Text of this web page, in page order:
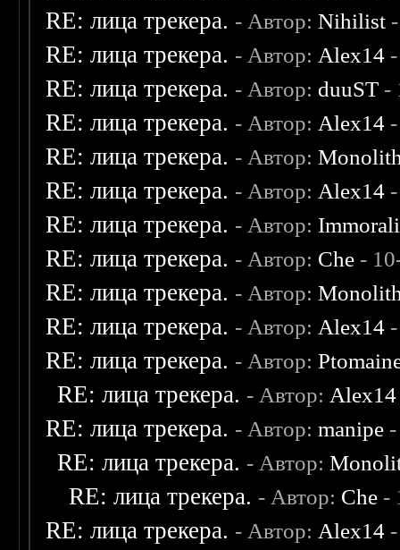
RE: лица трекера. - Автор:Nihilist
RE: лица трекера. - Автор: Alex14
RE: лица трекера. - Автор: duuST -
RE: лица трекера. - Автор: Alex14
RE: лица трекера. - Автор:
RE: лица трекера. - Автор: Alex14
RE: лица трекера. - Автор:
RE: лица трекера. - Автор: Che -
RE: лица трекера. - Автор:
RE: лица трекера. - Автор: Alex14
RE: лица трекера. - Автор:
RE: лица трекера. - Автор: Alex14
RE: лица трекера. - Автор:manipe
RE: лица трекера. - Автор:
RE: лица трекера. - Автор: Che -
RE: лица трекера. - Автор: Alex14